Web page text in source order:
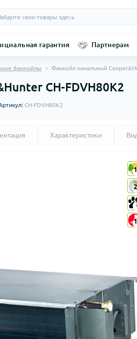
гарантия Партнерам
фанкойлы Фанкойл канальный
CH-FDVH80K2
CH-FDVH80K2
Характеристики